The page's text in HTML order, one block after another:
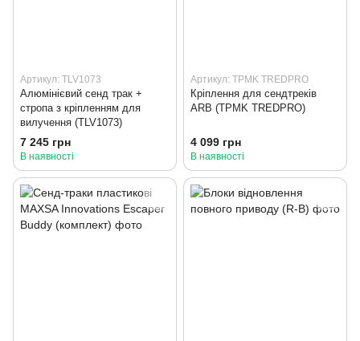
Артикул: TLV1073
Алюмінієвий сенд трак +
стропа з кріпленням для
вилучення (TLV1073)
7 245 грн
В наявності
Артикул: TPMK TREDPRO
Кріплення для сендтреків
ARB (TPMK TREDPRO)
4 099 грн
В наявності